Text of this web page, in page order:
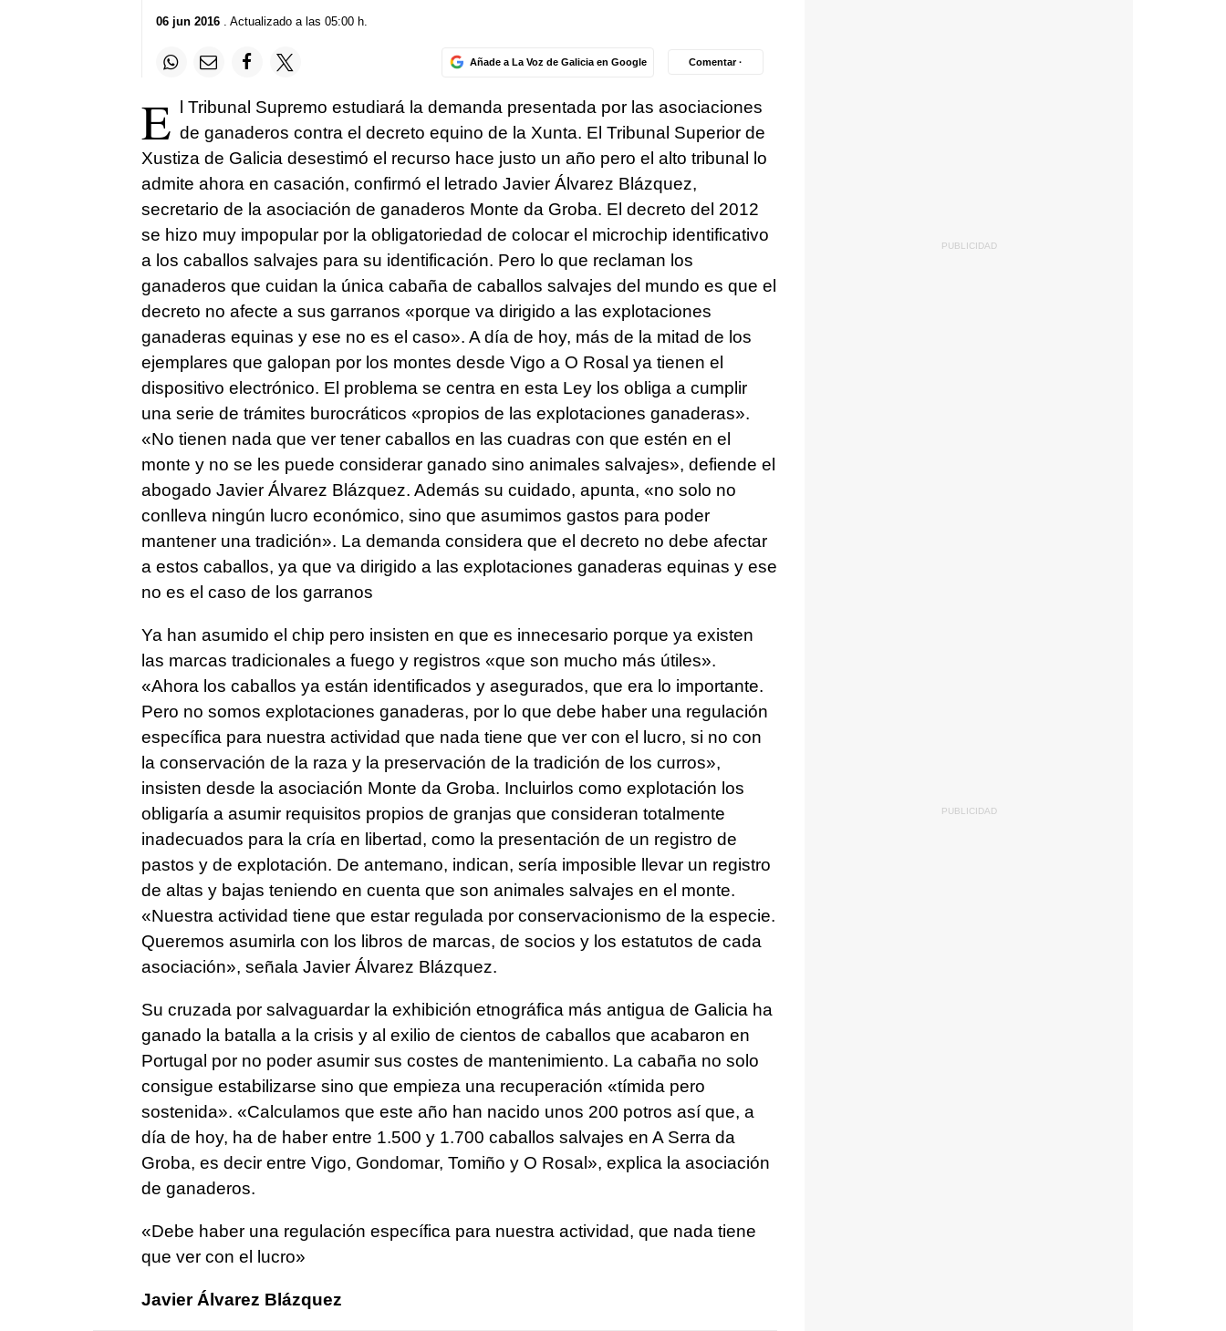
06 jun 2016. Actualizado a las 05:00 h.
Añade a La Voz de Galicia en Google Comentar ·
E
l Tribunal Supremo estudiará la demanda presentada por las asociaciones
de ganaderos contra el decreto equino de la Xunta. El Tribunal Superior de
Xustiza de Galicia desestimó el recurso hace justo un año pero el alto tribunal lo
admite ahora en casación, confirmó el letrado Javier Álvarez Blázquez,
secretario de la asociación de ganaderos Monte da Groba. El decreto del 2012
se hizo muy impopular por la obligatoriedad de colocar el microchip identificativo
a los caballos salvajes para su identificación. Pero lo que reclaman los
ganaderos que cuidan la única cabaña de caballos salvajes del mundo es que el
decreto no afecte a sus garranos «porque va dirigido a las explotaciones
ganaderas equinas y ese no es el caso». A día de hoy, más de la mitad de los
ejemplares que galopan por los montes desde Vigo a O Rosal ya tienen el
dispositivo electrónico. El problema se centra en esta Ley los obliga a cumplir
una serie de trámites burocráticos «propios de las explotaciones ganaderas».
«No tienen nada que ver tener caballos en las cuadras con que estén en el
monte y no se les puede considerar ganado sino animales salvajes», defiende el
abogado Javier Álvarez Blázquez. Además su cuidado, apunta, «no solo no
conlleva ningún lucro económico, sino que asumimos gastos para poder
mantener una tradición». La demanda considera que el decreto no debe afectar
a estos caballos, ya que va dirigido a las explotaciones ganaderas equinas y ese
no es el caso de los garranos
Ya han asumido el chip pero insisten en que es innecesario porque ya existen
las marcas tradicionales a fuego y registros «que son mucho más útiles».
«Ahora los caballos ya están identificados y asegurados, que era lo importante.
Pero no somos explotaciones ganaderas, por lo que debe haber una regulación
específica para nuestra actividad que nada tiene que ver con el lucro, si no con
la conservación de la raza y la preservación de la tradición de los curros»,
insisten desde la asociación Monte da Groba. Incluirlos como explotación los
obligaría a asumir requisitos propios de granjas que consideran totalmente
inadecuados para la cría en libertad, como la presentación de un registro de
pastos y de explotación. De antemano, indican, sería imposible llevar un registro
de altas y bajas teniendo en cuenta que son animales salvajes en el monte.
«Nuestra actividad tiene que estar regulada por conservacionismo de la especie.
Queremos asumirla con los libros de marcas, de socios y los estatutos de cada
asociación», señala Javier Álvarez Blázquez.
Su cruzada por salvaguardar la exhibición etnográfica más antigua de Galicia ha
ganado la batalla a la crisis y al exilio de cientos de caballos que acabaron en
Portugal por no poder asumir sus costes de mantenimiento. La cabaña no solo
consigue estabilizarse sino que empieza una recuperación «tímida pero
sostenida». «Calculamos que este año han nacido unos 200 potros así que, a
día de hoy, ha de haber entre 1.500 y 1.700 caballos salvajes en A Serra da
Groba, es decir entre Vigo, Gondomar, Tomiño y O Rosal», explica la asociación
de ganaderos.
«Debe haber una regulación específica para nuestra actividad, que nada tiene
que ver con el lucro»
Javier Álvarez Blázquez